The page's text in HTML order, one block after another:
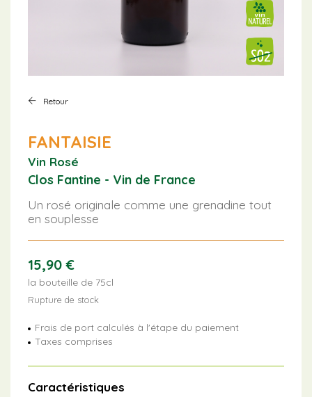
Retour
FANTAISIE
Vin Rosé
Clos Fantine - Vin de France
Un rosé originale comme une grenadine tout
en souplesse
15,90€
la bouteille de 75cl
Rupture de stock
Frais de port calculés à l'étape du paiement
Taxes comprises
Caractéristiques